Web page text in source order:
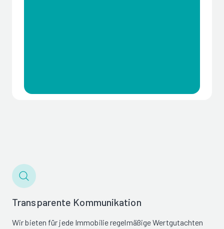
Transparente Kommunikation
Wir bieten für jede Immobilie regelmäßige Wertgutachten